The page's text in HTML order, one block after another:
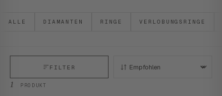
ALLE DIAMANTEN RINGE VERLOBUNGSRINGE
1 PRODUKT
FILTER SORTIEREN: